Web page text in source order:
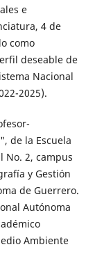
e
4 de
como
deseable de
Nacional
2025).
de la Escuela
No. 2, campus
y Gestión
de Guerrero.
Autónoma
Ambiente